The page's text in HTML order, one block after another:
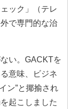
ック」（テレ
で専門的な治
い。GACKTを
意味、ビジネ
ン”と揶揄され
起こしました